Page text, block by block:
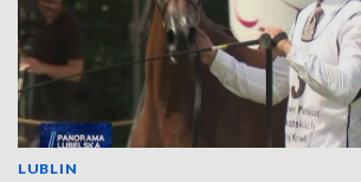
LUBLIN